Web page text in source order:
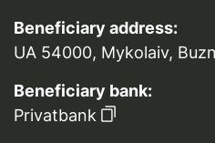
Beneficiary address:
UA 54000, Mykolaiv,
Beneficiary bank:
Privatbank